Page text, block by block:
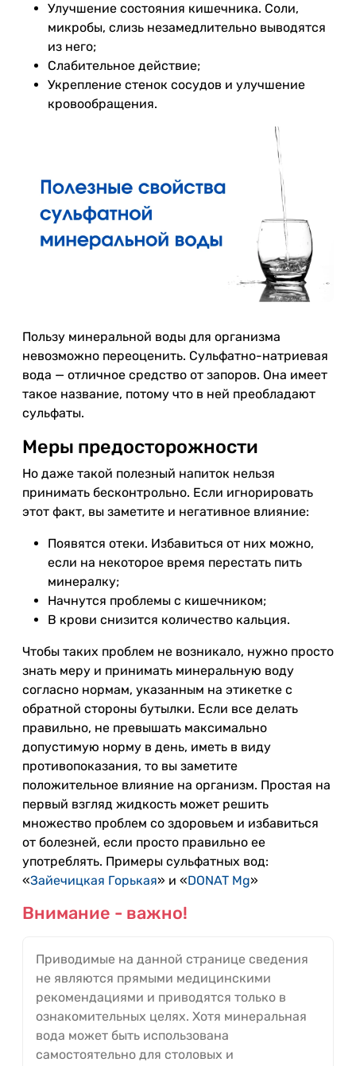
Улучшение состояния кишечника. Соли,
микробы, слизь незамедлительно выводятся
из него;
Слабительное действие;
Укрепление стенок сосудов и улучшение
кровообращения.
Пользу минеральной воды для организма
невозможно переоценить. Сульфатно-натриевая
вода — отличное средство от запоров. Она имеет
такое название, потому что в ней преобладают
сульфаты.
Меры предосторожности
Но даже такой полезный напиток нельзя
принимать бесконтрольно. Если игнорировать
этот факт, вы заметите и негативное влияние:
Появятся отеки. Избавиться от них можно,
если на некоторое время перестать пить
минералку;
Начнутся проблемы с кишечником;
В крови снизится количество кальция.
Чтобы таких проблем не возникало, нужно просто
знать меру и принимать минеральную воду
согласно нормам, указанным на этикетке с
обратной стороны бутылки. Если все делать
правильно, не превышать максимально
допустимую норму в день, иметь в виду
противопоказания, то вы заметите
положительное влияние на организм. Простая на
первый взгляд жидкость может решить
множество проблем со здоровьем и избавиться
от болезней, если просто правильно ее
употреблять. Примеры сульфатных вод:
«Зайечицкая Горькая» и «DONAT Mg»
Внимание - важно!
Приводимые на данной странице сведения
не являются прямыми медицинскими
рекомендациями и приводятся только в
ознакомительных целях. Хотя минеральная
вода может быть использована
самостоятельно для столовых и